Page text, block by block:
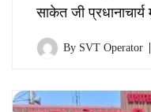
साकेत जी
By SVT Operator